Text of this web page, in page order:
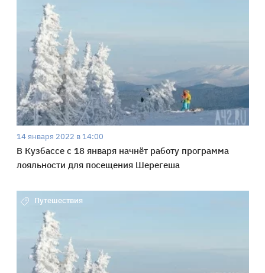
14 января 2022 в 14:00
В Кузбассе с 18 января начнёт работу программа
лояльности для посещения Шерегеша
Путешествия